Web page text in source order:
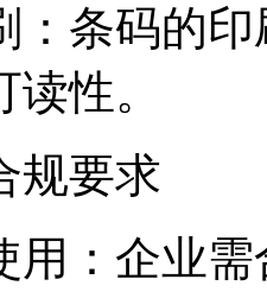
：条码的
性。
规要求‌
用‌：企业